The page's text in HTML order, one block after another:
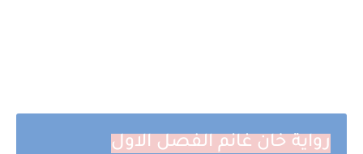
رواية خان غانم الفصل الاول